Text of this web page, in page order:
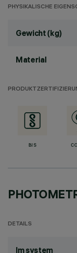
PHYSIKALISCHE
Gewicht (kg)
Material
BIS
DETAILS
lm system